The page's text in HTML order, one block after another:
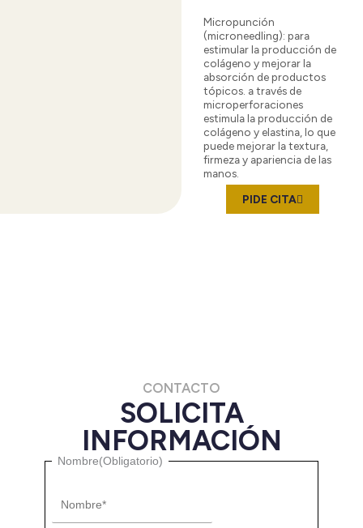
Micropunción
(microneedling): para
estimular la producción de
colágeno y mejorar la
absorción de productos
tópicos. a través de
microperforaciones
estimula la producción de
colágeno y elastina, lo que
puede mejorar la textura,
firmeza y apariencia de las
manos.
PIDE CITA
CONTACTO
SOLICITA
INFORMACIÓN
Nombre(Obligatorio) Nombre